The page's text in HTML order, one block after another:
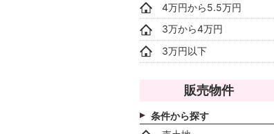
4万円から5.5万円
3万から4万円
3万円以下
販売物件
条件から探す